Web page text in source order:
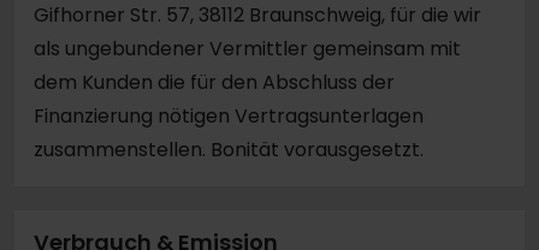
Gifhorner Str. 57, 38112 Braunschweig, für die wir
als ungebundener Vermittler gemeinsam mit
dem Kunden die für den Abschluss der
Finanzierung nötigen Vertragsunterlagen
zusammenstellen. Bonität vorausgesetzt.
Verbrauch & Emission